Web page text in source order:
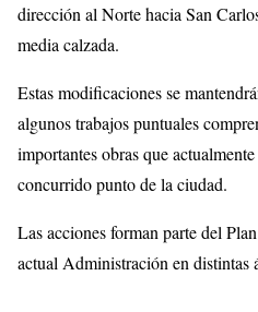
dirección al Norte hacia San
media calzada.
Estas modificaciones se
algunos trabajos puntuales
importantes obras que
concurrido punto de la ciudad.
Las acciones forman parte del
actual Administración en distintas